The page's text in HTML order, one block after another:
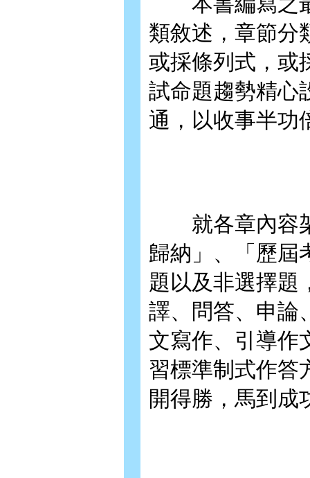
類敘述，章節分
或採條列式，或
試命題趨勢精心
通，以收事半功
就各章內容架
歸納」、「歷屆
題以及非選擇題
譯、問答、申論
文寫作、引導作
習標準制式作答
開得勝，馬到成